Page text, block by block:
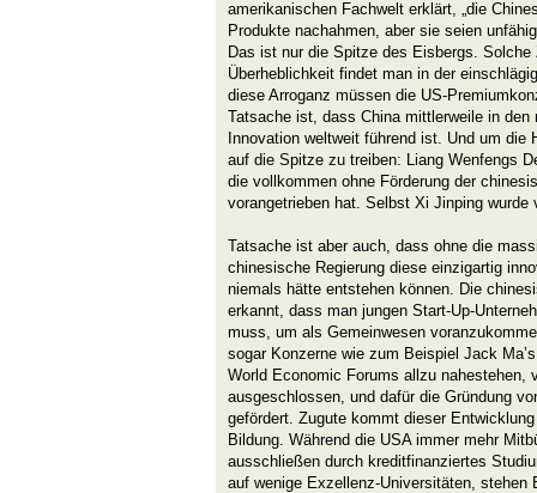
amerikanischen Fachwelt erklärt, „die
Produkte nachahmen, aber sie seien
Das ist nur die Spitze des Eisbergs.
Überheblichkeit findet man in der
diese Arroganz müssen die US-
Tatsache ist, dass China mittlerweile in
Innovation weltweit führend ist. Und um die
auf die Spitze zu treiben: Liang Wenfengs
die vollkommen ohne Förderung der
vorangetrieben hat. Selbst Xi Jinping wurde
Tatsache ist aber auch, dass ohne die
chinesische Regierung diese einzigartig
niemals hätte entstehen können. Die
erkannt, dass man jungen Start-Up-
muss, um als Gemeinwesen
sogar Konzerne wie zum Beispiel Jack
World Economic Forums allzu nahestehen,
ausgeschlossen, und dafür die Gründung
gefördert. Zugute kommt dieser
Bildung. Während die USA immer mehr
ausschließen durch kreditfinanziertes
auf wenige Exzellenz-Universitäten, stehen